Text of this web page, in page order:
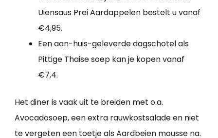
Uiensaus Prei Aardappelen bestelt u vanaf
€4,95.
Een aan-huis-geleverde dagschotel als
Pittige Thaise soep kan je kopen vanaf
€7,4.
Het diner is vaak uit te breiden met o.a.
Avocadosoep, een extra rauwkostsalade en niet
te vergeten een toetje als Aardbeien mousse na.